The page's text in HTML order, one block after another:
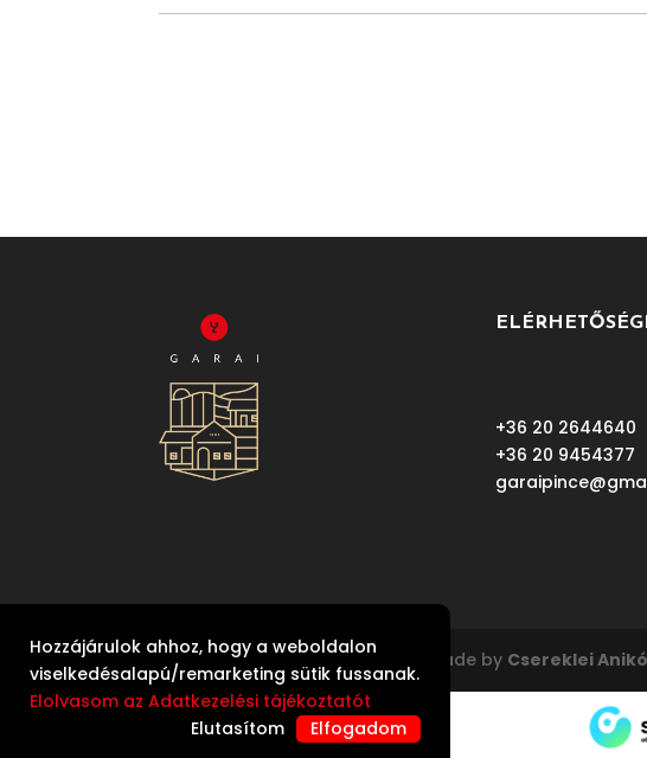
+36 20 2644640
+36 20 9454377
Copyright Garai Pincészet Kft | Made by Csereklei Anikó
Hozzájárulok ahhoz, hogy a weboldalon
viselkedésalapú/remarketing sütik fussanak.
Elolvasom az Adatkezelési tájékoztatót
Elutasítom
Elfogadom